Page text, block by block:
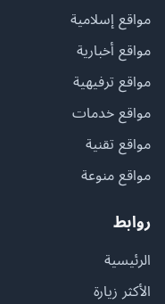
مواقع إسلامية
مواقع أخبارية
مواقع ترفيهية
مواقع خدمات
مواقع تقنية
مواقع منوعة
روابط
الرئيسية
الأكثر زيارة